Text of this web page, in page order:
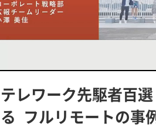
n
eテレワーク先駆者百
る フルリモートの事